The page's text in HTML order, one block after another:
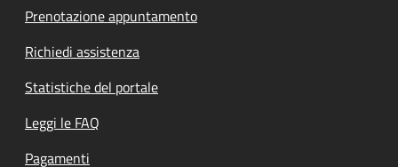
Prenotazione appuntamento
Richiedi assistenza
Statistiche del portale
Leggi le FAQ
Pagamenti